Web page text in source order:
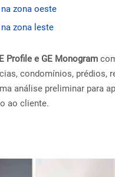
zona oeste
zona leste
Profile e GE Monogram
condomínios, prédios,
análise preliminar para
ao cliente.